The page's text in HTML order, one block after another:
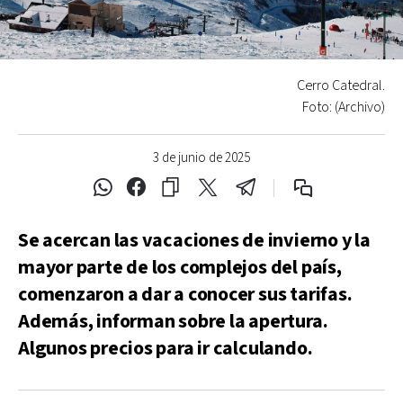
3 de junio de 2025
Cerro Catedral.
Foto: (Archivo)
Se acercan las vacaciones de invierno y la
mayor parte de los complejos del país,
comenzaron a dar a conocer sus tarifas.
Además, informan sobre la apertura.
Algunos precios para ir calculando.